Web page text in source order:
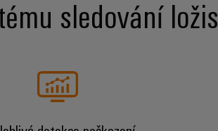
sledování